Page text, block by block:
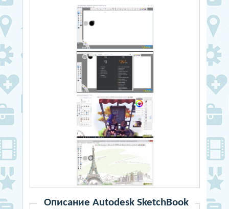
Описание Autodesk SketchBook